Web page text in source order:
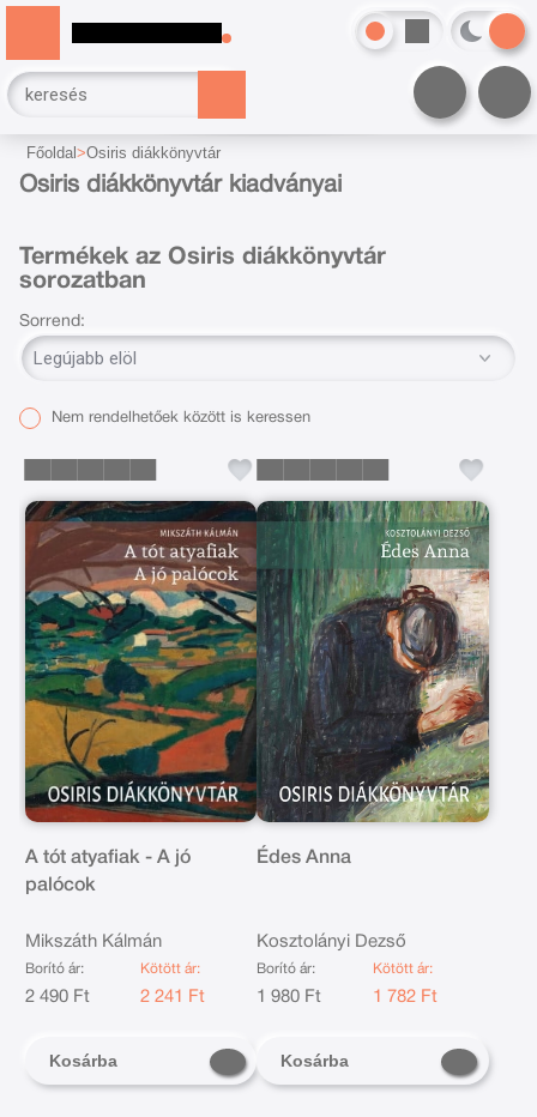
Főoldal Osiris diákkönyvtár
Osiris diákkönyvtár kiadványai
Termékek az Osiris diákkönyvtár
sorozatban
Sorrend:
Nem rendelhetőek között is keressen
A tót atyafiak - A jó
palócok
Mikszáth Kálmán
Borító ár:
2 490 Ft
Kötött ár:
2 241 Ft
Kosárba
Édes Anna
Kosztolányi Dezső
Borító ár:
1 980 Ft
Kötött ár:
1 782 Ft
Kosárba